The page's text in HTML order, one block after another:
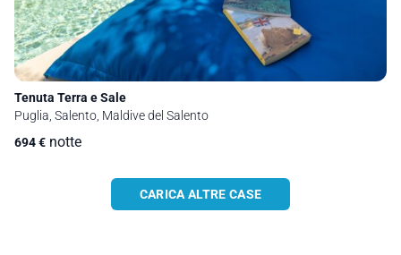
Tenuta Terra e Sale
Puglia, Salento, Maldive del Salento
694€ notte
CARICA ALTRE CASE